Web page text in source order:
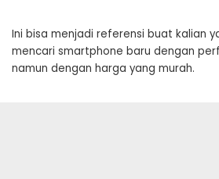
Ini bisa menjadi referensi buat kalian
mencari smartphone baru dengan
namun dengan harga yang murah.